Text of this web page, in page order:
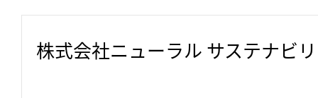
株式会社ニューラル サステナビ